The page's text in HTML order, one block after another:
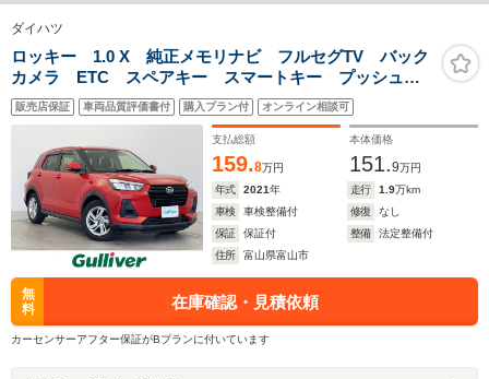
ダイハツ
ロッキー 1.0 X 純正メモリナビ フルセグTV バック
カメラ ETC スペアキー スマートキー プッシュス
タート LEDオートライト 前後コーナーセンサー 純
正ドアバイザー 純正フロアマット 純正16インチアル
販売店保証 車両品質評価書付 購入プラン付 オンライン相談可
支払総額
159.8万円
本体価格
151.9万円
年式
2021年 走行 1.9万km
車検
車検整備付 修復
なし
保証
保証付 整備
法定整備付
住所
富山県富山市
無
料
在庫確認・見積依頼
カーセンサーアフター保証がBプランに付いています